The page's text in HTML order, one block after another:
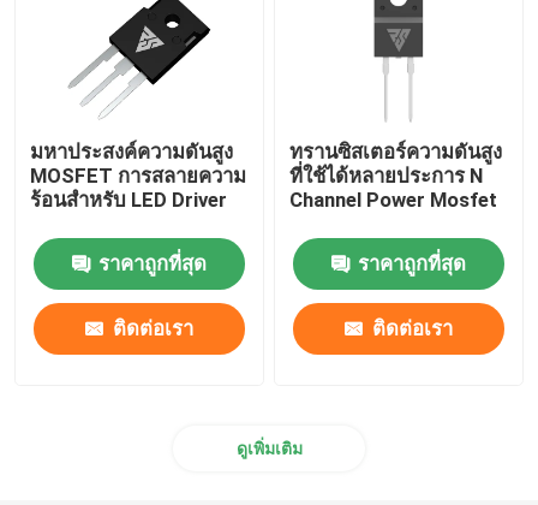
มหาประสงค์ความดันสูง
MOSFET การสลายความ
ร้อนสําหรับ LED Driver
ราคาถูกที่สุด
ติดต่อเรา
ทรานซิสเตอร์ความดันสูง
ที่ใช้ได้หลายประการ N
Channel Power Mosfet
ราคาถูกที่สุด
ติดต่อเรา
ดูเพิ่มเติม